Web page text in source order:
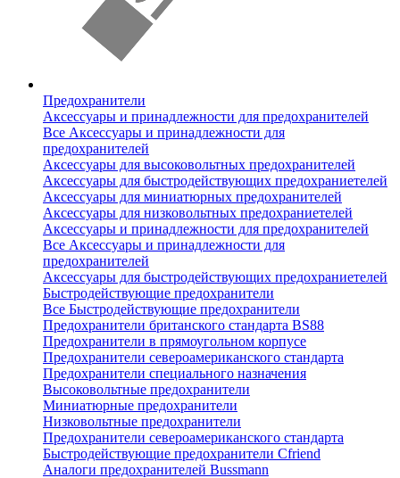
Предохранители
Аксессуары и принадлежности для предохранителей
Все Аксессуары и принадлежности для
предохранителей
Аксессуары для высоковольтных предохранителей
Аксессуары для быстродействующих предохраниетелей
Аксессуары для миниатюрных предохранителей
Аксессуары для низковольтных предохраниетелей
Аксессуары и принадлежности для предохранителей
Все Аксессуары и принадлежности для
предохранителей
Аксессуары для быстродействующих предохраниетелей
Быстродействующие предохранители
Все Быстродействующие предохранители
Предохранители британского стандарта BS88
Предохранители в прямоугольном корпусе
Предохранители североамериканского стандарта
Предохранители специального назначения
Высоковольтные предохранители
Миниатюрные предохранители
Низковольтные предохранители
Предохранители североамериканского стандарта
Быстродействующие предохранители Cfriend
Аналоги предохранителей Bussmann